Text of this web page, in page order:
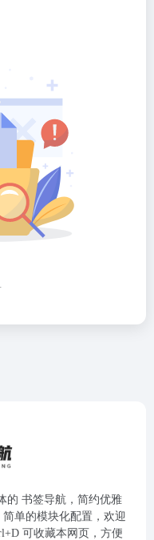
的 书签导航，简约优雅
单的模块化配置，欢迎
可收藏本网页，方便